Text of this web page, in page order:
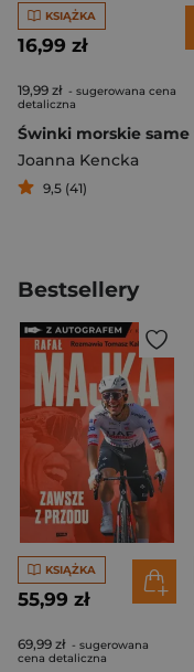
KSIĄŻKA
16,99 zł
19,99 zł - sugerowana cena
detaliczna
Joanna Kencka
9,5 (41)
Bestsellery
KSIĄŻKA
55,99 zł
69,99 zł - sugerowana
cena detaliczna